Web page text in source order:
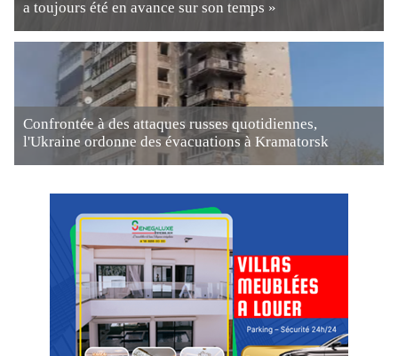
a toujours été en avance sur son temps »
Confrontée à des attaques russes quotidiennes,
l'Ukraine ordonne des évacuations à Kramatorsk